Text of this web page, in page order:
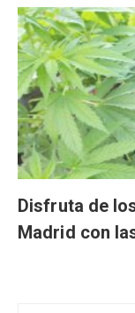
Disfruta de
Madrid con